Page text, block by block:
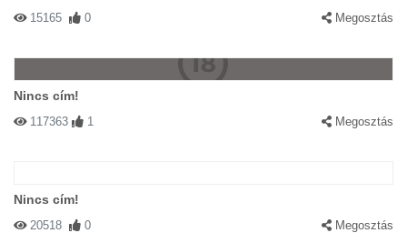
15165 0 Megosztás
Nincs cím!
117363 1 Megosztás
Nincs cím!
20518 0 Megosztás